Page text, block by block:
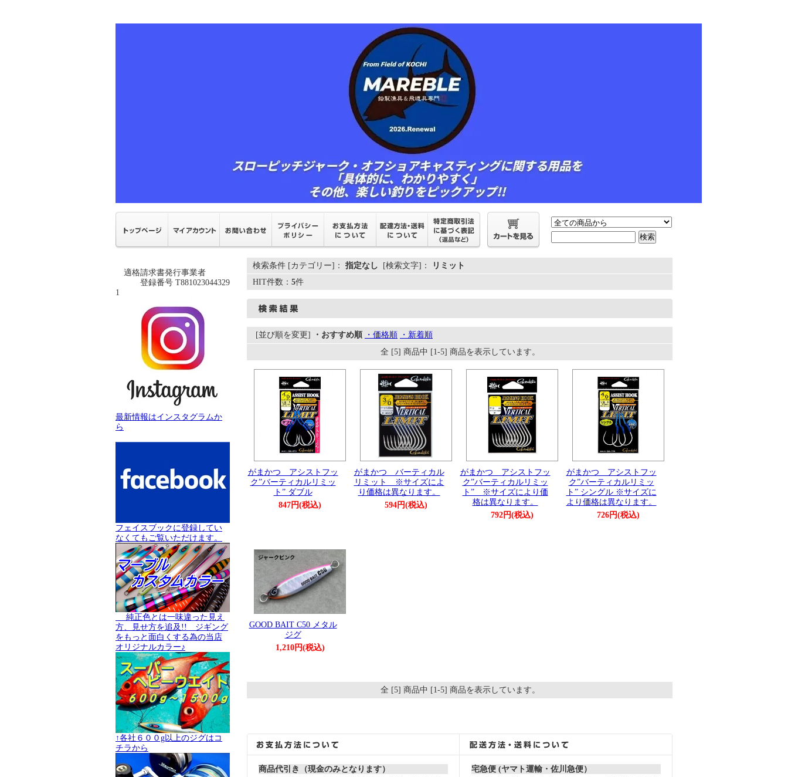
適格請求書発行事業者
登録番号 T881023044329
1
最新情報はインスタグラムか
ら
フェイスブックに登録してい
なくてもご覧いただけます。
純正色とは一味違った見え
方、見せ方を追及!! ジギング
をもっと面白くする為の当店
オリジナルカラー♪
↑各社６００g以上のジグはコ
チラから
検索条件 [カテゴリー]： 指定なし [検索文字]：
リミット
HIT件数： 5件
[並び順を変更] ・おすすめ順 ・価格順
・新着順
全 [5] 商品中 [1-5] 商品を表示しています。
がまかつ アシストフッ
ク”バーティカルリミッ
ト” ダブル
847円(税込)
がまかつ バーティカル
リミット ※サイズによ
り価格は異なります。
594円(税込)
がまかつ アシストフッ
ク”バーティカルリミッ
ト” ※サイズにより価
格は異なります。
792円(税込)
がまかつ アシストフッ
ク”バーティカルリミッ
ト” シングル ※サイズに
より価格は異なります。
726円(税込)
GOOD BAIT C50 メタル
ジグ
1,210円(税込)
全 [5] 商品中 [1-5] 商品を表示しています。
商品代引き（現金のみとなります）
宅急便 (ヤマト運輸・佐川急便）